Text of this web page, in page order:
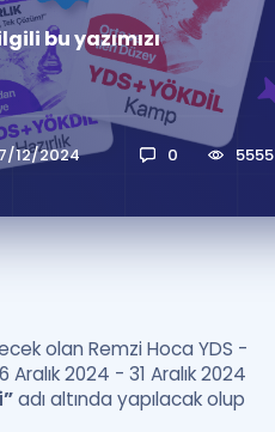
Sınavlarla İlgili Haberler
Konu Anlatımı
bu yazımızı
12/2024 0 5555
olan Remzi Hoca YDS -
2024 - 31 Aralık 2024
adı altında yapılacak olup